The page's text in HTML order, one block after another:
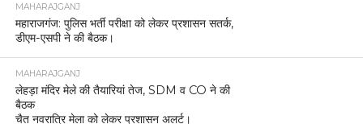
MAHARAJGANJ
महाराजगंज: पुलिस भर्ती परीक्षा को लेकर प्रशासन सतर्क,
डीएम-एसपी ने की बैठक।
MAHARAJGANJ
लेहड़ा मंदिर मेले की तैयारियां तेज, SDM व CO ने की
बैठक
चैत नवरात्रि मेला को लेकर प्रशासन अलर्ट।